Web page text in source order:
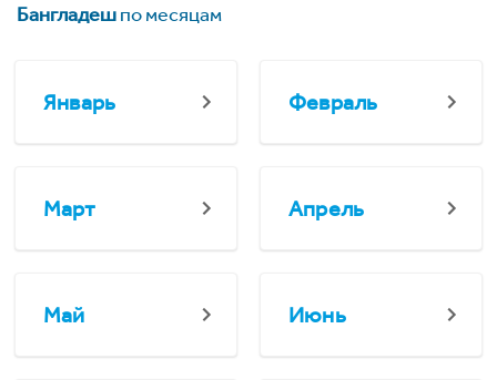
Бангладешпо месяцам
Январь Февраль
Март Апрель
Май Июнь